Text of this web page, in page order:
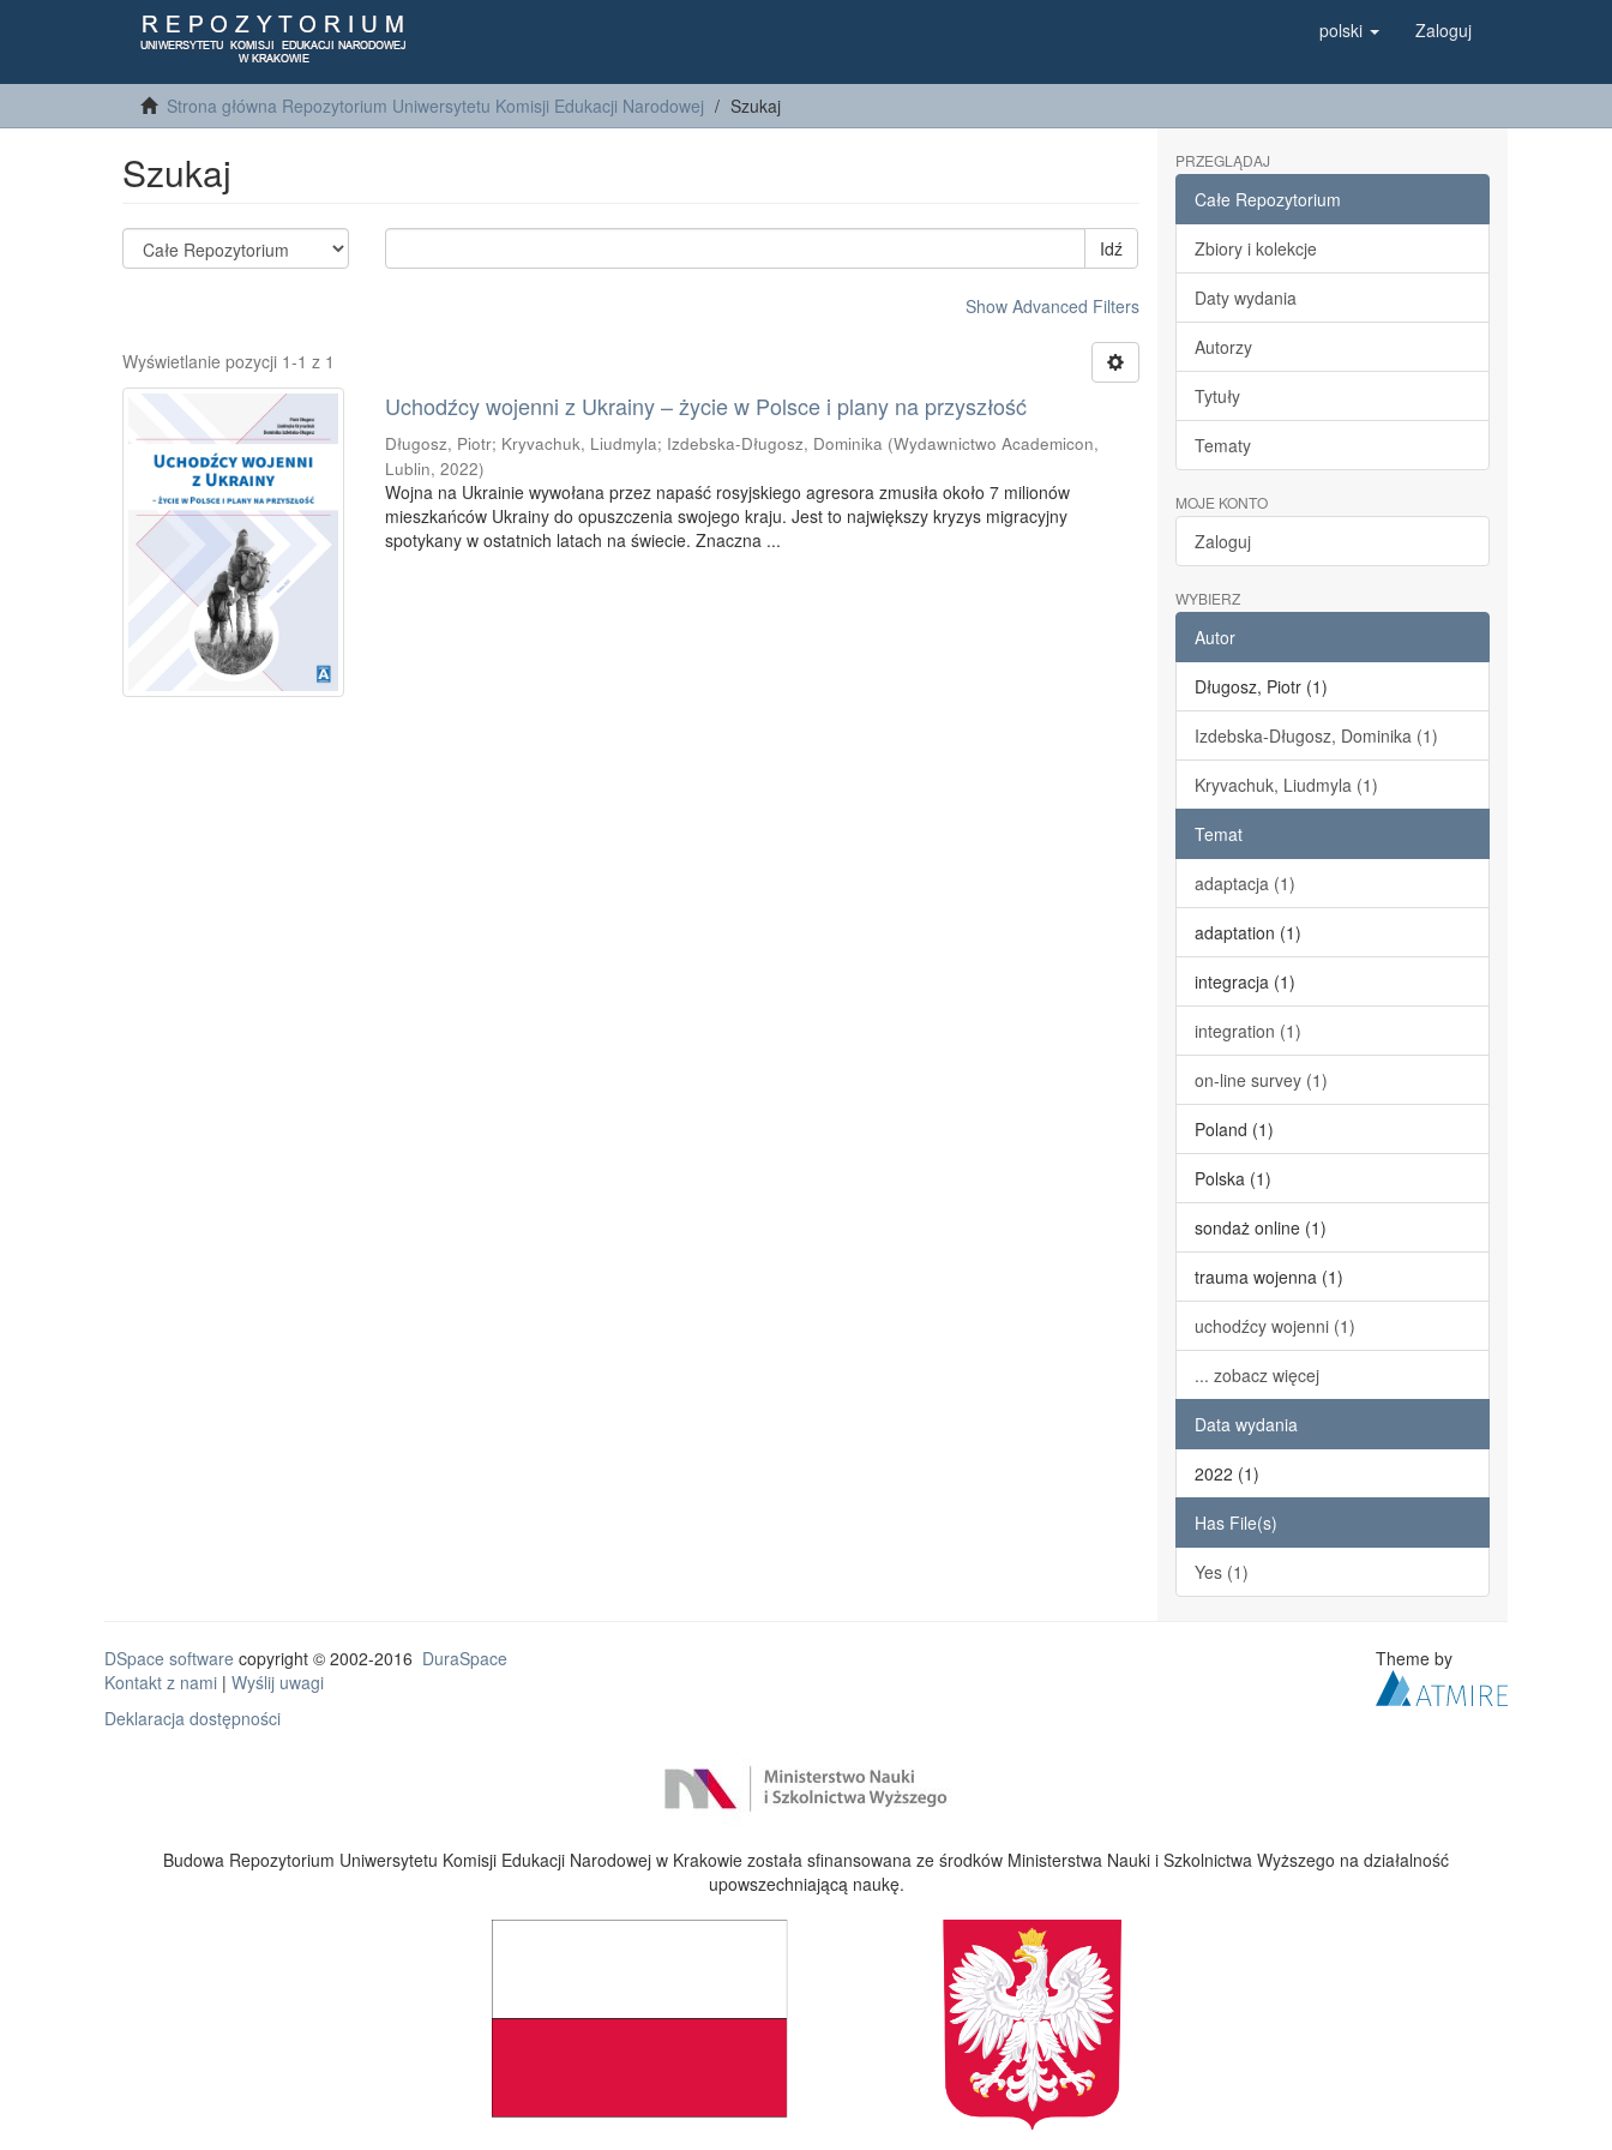
polski Zaloguj
Strona główna Repozytorium Uniwersytetu Komisji Edukacji Narodowej Szukaj
Szukaj
Idź
Show Advanced Filters
Wyświetlanie pozycji 1-1 z 1
Uchodźcy wojenni z Ukrainy – życie w Polsce i plany na przyszłość
Długosz, Piotr; Kryvachuk, Liudmyla; Izdebska-Długosz, Dominika (Wydawnictwo Academicon,
Lublin,2022)
Wojna na Ukrainie wywołana przez napaść rosyjskiego agresora zmusiła około 7 milionów
mieszkańców Ukrainy do opuszczenia swojego kraju. Jest to największy kryzys migracyjny
spotykany w ostatnich latach na świecie. Znaczna ...
PRZEGLĄDAJ
Całe Repozytorium
Zbiory i kolekcje
Daty wydania
Autorzy
Tytuły
Tematy
MOJE KONTO
Zaloguj
WYBIERZ
Autor
Długosz, Piotr (1)
Izdebska-Długosz, Dominika (1)
Kryvachuk, Liudmyla (1)
Temat
adaptacja (1)
adaptation (1)
integracja (1)
integration (1)
on-line survey (1)
Poland (1)
Polska (1)
sondaż online (1)
trauma wojenna (1)
uchodźcy wojenni (1)
... zobacz więcej
Data wydania
2022 (1)
Has File(s)
Yes (1)
DSpace software copyright © 2002-2016 DuraSpace
Kontakt z nami | Wyślij uwagi
Deklaracja dostępności
Theme by
Budowa Repozytorium Uniwersytetu Komisji Edukacji Narodowej w Krakowie została sfinansowana ze środków Ministerstwa Nauki i Szkolnictwa Wyższego na działalność
upowszechniającą naukę.